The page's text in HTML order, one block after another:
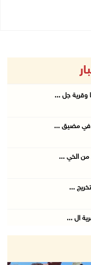
وقرية جل ...
في مضيق ...
من الخي ...
...
ال ...
...